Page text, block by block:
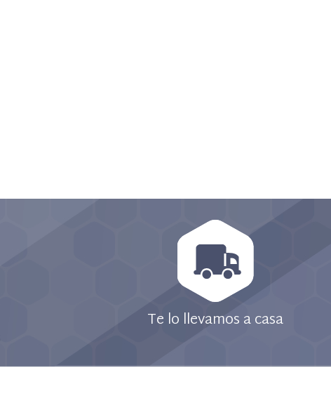
Te lo llevamos a casa